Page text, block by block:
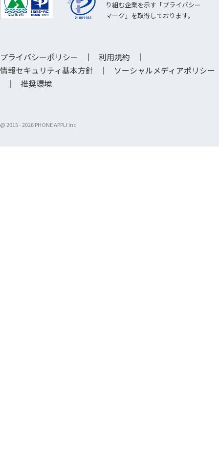
り組む企業を示す「プライバシー
マーク」を取得しております。
プライバシーポリシー
利用規約
情報セキュリティ基本方針
ソーシャルメディアポリシー
推奨環境
@ 2015 -2026 PHONE APPLI Inc.